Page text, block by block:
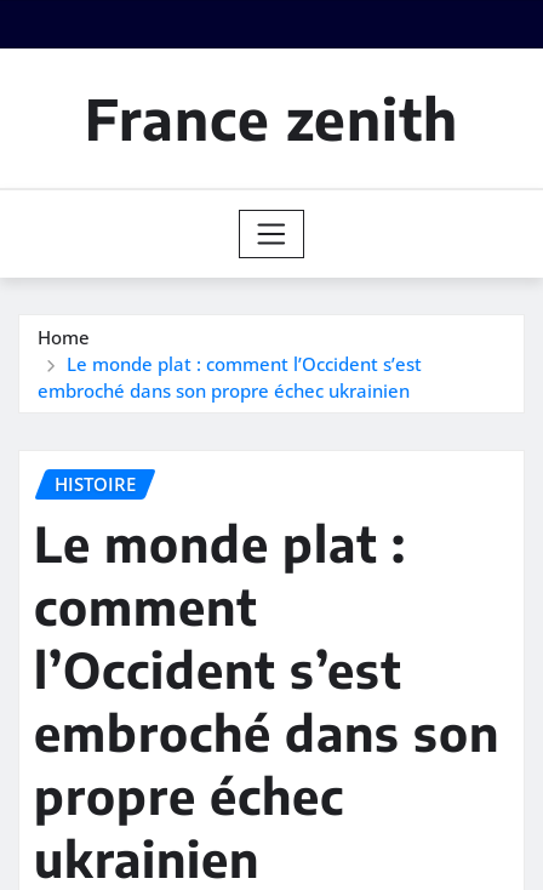
to
France zenith
Home
Le monde plat : comment l’Occident s’est
embroché dans son propre échec ukrainien
HISTOIRE
Le monde plat :
comment
l’Occident s’est
embroché dans son
propre échec
ukrainien